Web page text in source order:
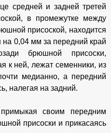
средней и задней третей
в промежутке между
присоской, находится
0,04 мм за передний край
брюшной присоски,
к ней, лежат семенники, из
медианно, а передний
налегая на задний.
своим передним
присоски и прикасаясь